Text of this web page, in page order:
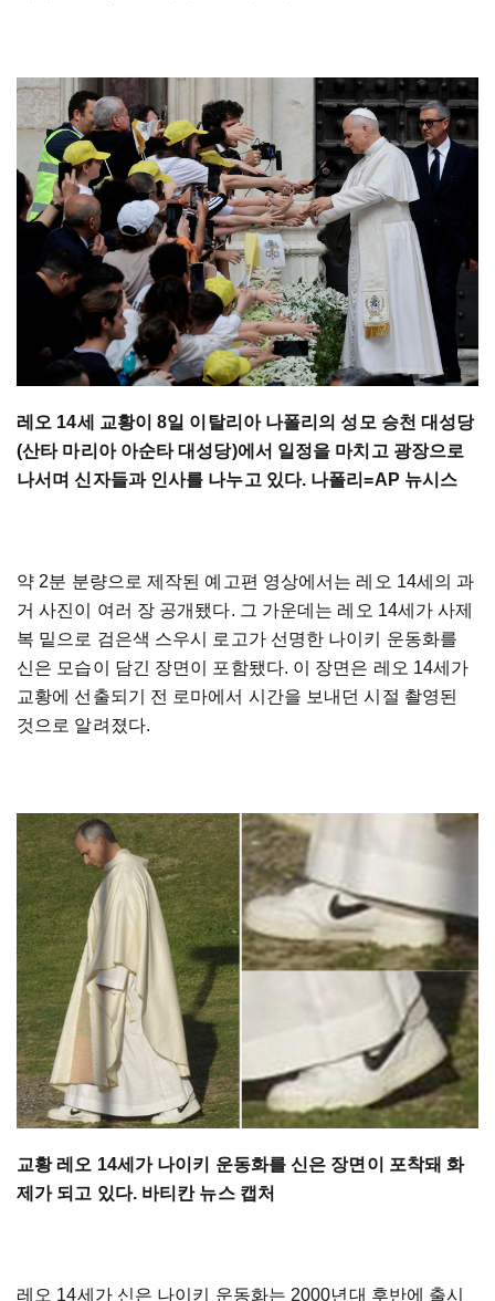
레오 14세 교황이 8일 이탈리아 나폴리의 성모 승천 대성당
(산타 마리아 아순타 대성당)에서 일정을 마치고 광장으로
나서며 신자들과 인사를 나누고 있다. 나폴리=AP 뉴시스
약 2분 분량으로 제작된 예고편 영상에서는 레오 14세의 과
거 사진이 여러 장 공개됐다. 그 가운데는 레오 14세가 사제
복 밑으로 검은색 스우시 로고가 선명한 나이키 운동화를
신은 모습이 담긴 장면이 포함됐다. 이 장면은 레오 14세가
교황에 선출되기 전 로마에서 시간을 보내던 시절 촬영된
것으로 알려졌다.
교황 레오 14세가 나이키 운동화를 신은 장면이 포착돼 화
제가 되고 있다. 바티칸 뉴스 캡처
레오 14세가 신은 나이키 운동화는 2000년대 후반에 출시